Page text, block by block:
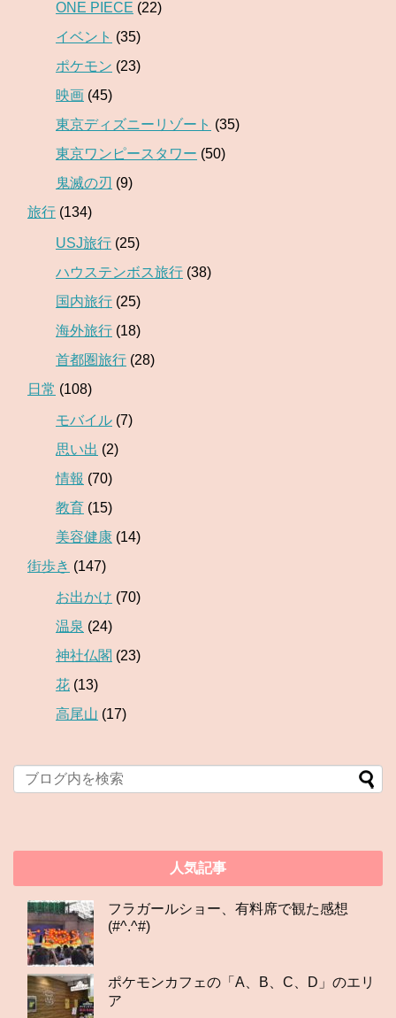
ONE PIECE (22)
イベント (35)
ポケモン (23)
映画 (45)
東京ディズニーリゾート (35)
東京ワンピースタワー (50)
鬼滅の刃 (9)
旅行 (134)
USJ旅行 (25)
ハウステンボス旅行 (38)
国内旅行 (25)
海外旅行 (18)
首都圏旅行 (28)
日常 (108)
モバイル (7)
思い出 (2)
情報 (70)
教育 (15)
美容健康 (14)
街歩き (147)
お出かけ (70)
温泉 (24)
神社仏閣 (23)
花 (13)
高尾山 (17)
人気記事
フラガールショー、有料席で観た感想
(#^.^#)
ポケモンカフェの「A、B、C、D」のエリ
ア